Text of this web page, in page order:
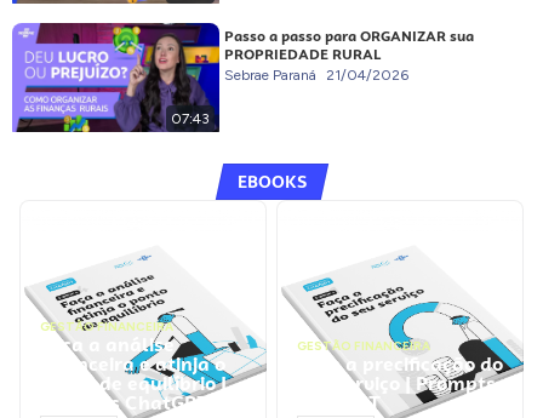
07:43
Passo a passo para ORGANIZAR sua
PROPRIEDADE RURAL
Sebrae Paraná 21/04/2026
EBOOKS
GESTÃO FINANCEIRA
Faça a análise
financeira e atinja o
ponto de equilíbrio |
Prompts ChatGPT
GESTÃO FINANCEIRA
Faça a precificação do
seu serviço | Prompts
ChatGPT